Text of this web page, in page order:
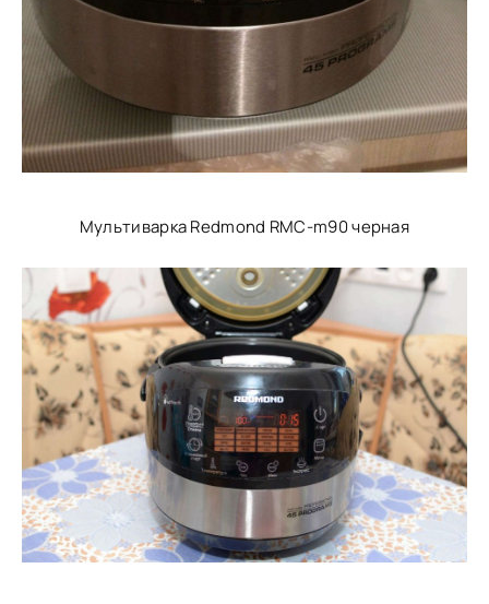
Мультиварка Redmond RMC-m90 черная